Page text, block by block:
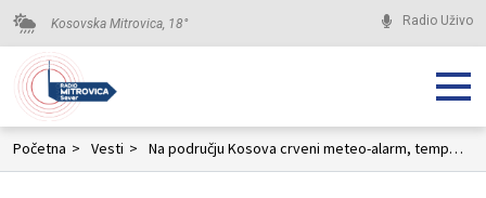
Kosovska Mitrovica, 18° Radio Uživo
Početna > Vesti > Na području Kosova crveni meteo-alarm, temperature i do 40C, povećan rizik od požara